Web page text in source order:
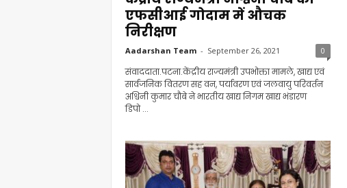
एफसीआई गोदाम में औचक
निरीक्षण
Aadarshan Team - September 26, 2021 0
संवाददाता.पटना.केंद्रीय राज्यमंत्री उपभोक्ता मामले, खाद्य एवं
सार्वजनिक वितरण सह वन, पर्यावरण एवं जलवायु परिवर्तन
अश्विनी कुमार चौबे ने भारतीय खाद्य निगम खाद्य भंडारण
डिपो ...